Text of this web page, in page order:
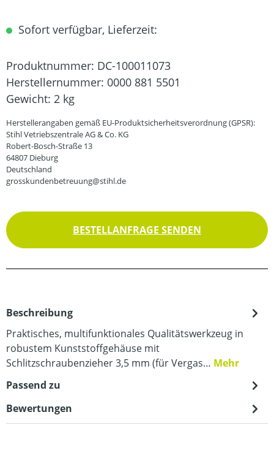
Sofort verfügbar, Lieferzeit:
Produktnummer: DC-100011073
Herstellernummer: 0000 881 5501
Gewicht: 2 kg
Herstellerangaben gemäß EU-Produktsicherheitsverordnung (GPSR):
Stihl Vetriebszentrale AG & Co. KG
Robert-Bosch-Straße 13
64807 Dieburg
Deutschland
grosskundenbetreuung@stihl.de
BESTELLANFRAGE SENDEN
Beschreibung
Praktisches, multifunktionales Qualitätswerkzeug in
robustem Kunststoffgehäuse mit
Schlitzschraubenzieher 3,5 mm (für Vergas… Mehr
Passend zu
Bewertungen